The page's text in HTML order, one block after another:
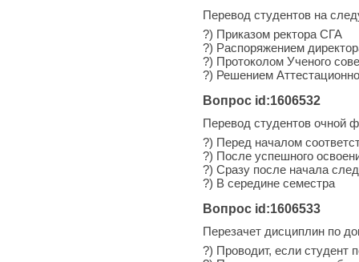
Перевод студентов на
?) Приказом ректора СГА
?) Распоряжением
?) Протоколом Ученого
?) Решением
Вопрос id:1606532
Перевод студентов очной
?) Перед началом
?) После успешного
?) Сразу после начала
?) В середине семестра
Вопрос id:1606533
Перезачет дисциплин по
?) Проводит, если студент